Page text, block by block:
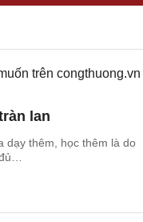
trên congthuong.vn
lan
dạy thêm, học thêm là do